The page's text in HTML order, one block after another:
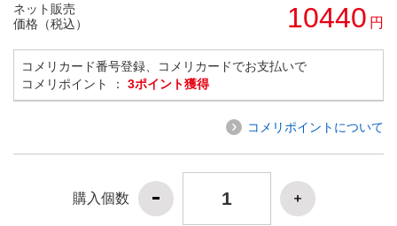
ネット販売
価格（税込）
10440 円
コメリカード番号登録、コメリカードでお支払いで
コメリポイント ： 3ポイント獲得
コメリポイントについて
購入個数